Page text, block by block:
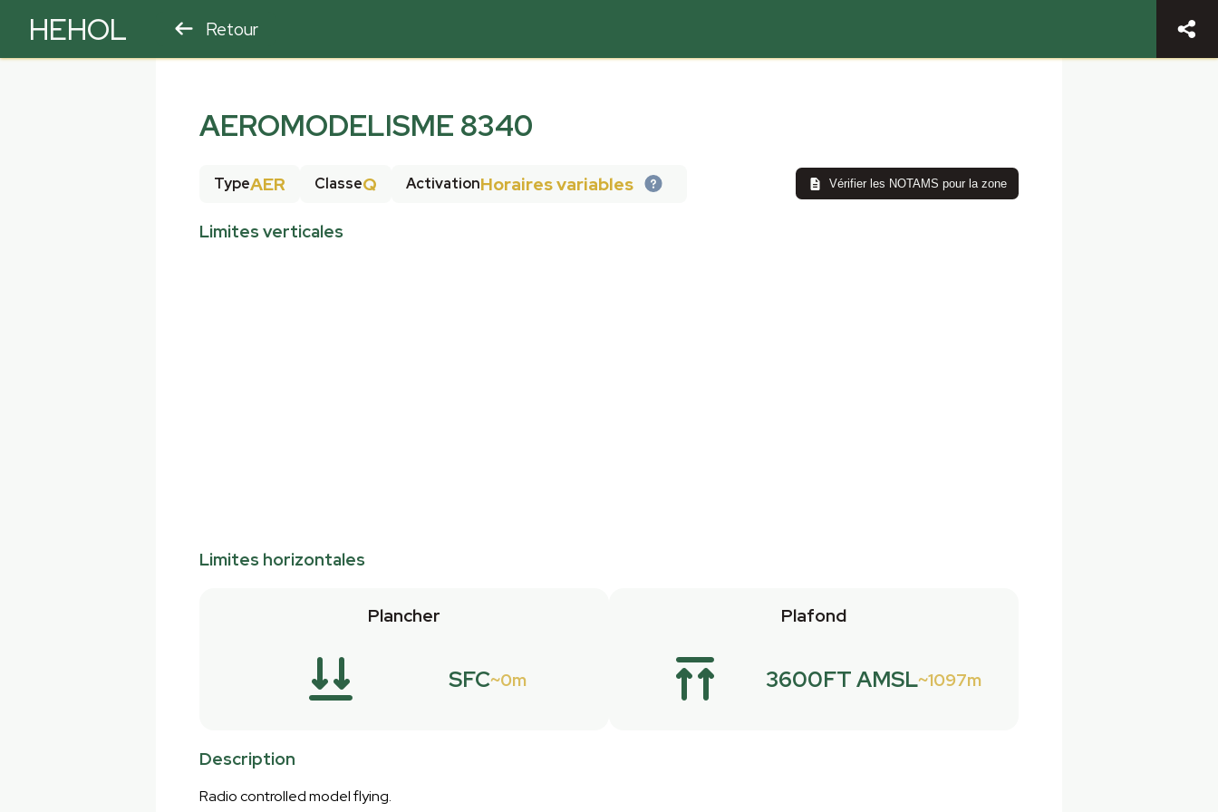
HEHOL Retour
AEROMODELISME 8340
TypeAER ClasseQ ActivationHoraires variables Vérifier les NOTAMS pour la zone
Limites verticales
Limites horizontales
Plancher
SFC 0m
Plafond
3600FT AMSL 1097m
Description
Radio controlled model flying.